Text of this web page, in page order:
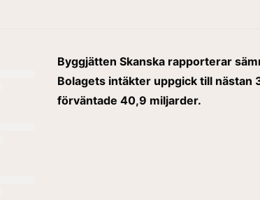
Byggjätten Skanska rapporterar
Bolagets intäkter uppgick till
förväntade 40,9 miljarder.